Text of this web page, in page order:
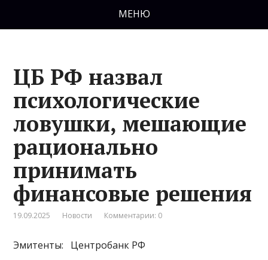
МЕНЮ
ЦБ РФ назвал
психологические
ловушки, мешающие
рационально
принимать
финансовые решения
19.09.2025 Новости Комментарии: 0
Эмитенты: Центробанк РФ